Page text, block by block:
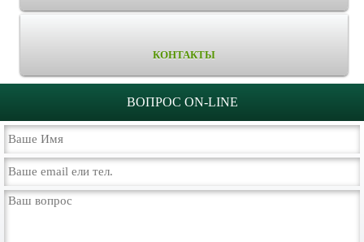
КОНТАКТЫ
ВОПРОС ON-LINE